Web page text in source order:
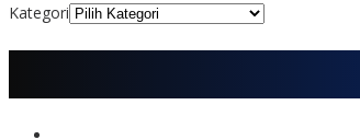
Kategori